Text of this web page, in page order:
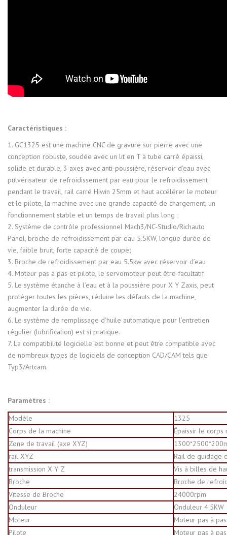
Caractéristiques :
1. GC1325 est une machine CNC de gravure sur pierre avec une
conception robuste, soudée avec un lit en T à tube carré épaissi,
solide et durable, 3 axes avec anti-poussière, réservoir d’eau avec
pulvérisateur de refroidissement par eau pour le refroidissement
pendant le travail, rail carré Hiwin 25mm et haut accélérer le moteur
et le pilote, la machine avec une grande capacité de chargement, un
fonctionnement stable et un temps de travail plus long ;
2. Système de contrôle professionnel Mach3/NC-Studio/Richauto
Panel, broche de refroidissement par eau 5.5KW, longue durée de
vie, faible bruit, forte capacité de coupe;
3. Broche de refroidissement par eau 5.5kw avec réservoir d’eau
4. Moteur pas à pas et pilote, le servomoteur peut être facultatif
5. Le système étanche à l’eau et à la poussière pour X Y Zaxis, peut
protéger toutes les pièces, réduire les défauts de la machine,
augmenter la durée de vie.
6. Le système de remplissage d’huile automatique pour l’entretien
régulier (lubrification) est si pratique.
7. La compatibilité logicielle est bonne et peut être compatible avec
de nombreux types de logiciels de conception CAD/CAM tels que
Typ3/Artcam.
Paramètres :
Modèle
1325
Corps de la machine
Épaissir le corps
Zone de travail (axe XYZ)
rail XYZ
Rail de guidage
transmission X Y Z
Vis à billes de
Broche
Broche de
Vitesse de Broche
24000rpm
Onduleur
Onduleur 4.5KW
Moteur
Moteur pas à pas
Pilote
Moteur pas à pas